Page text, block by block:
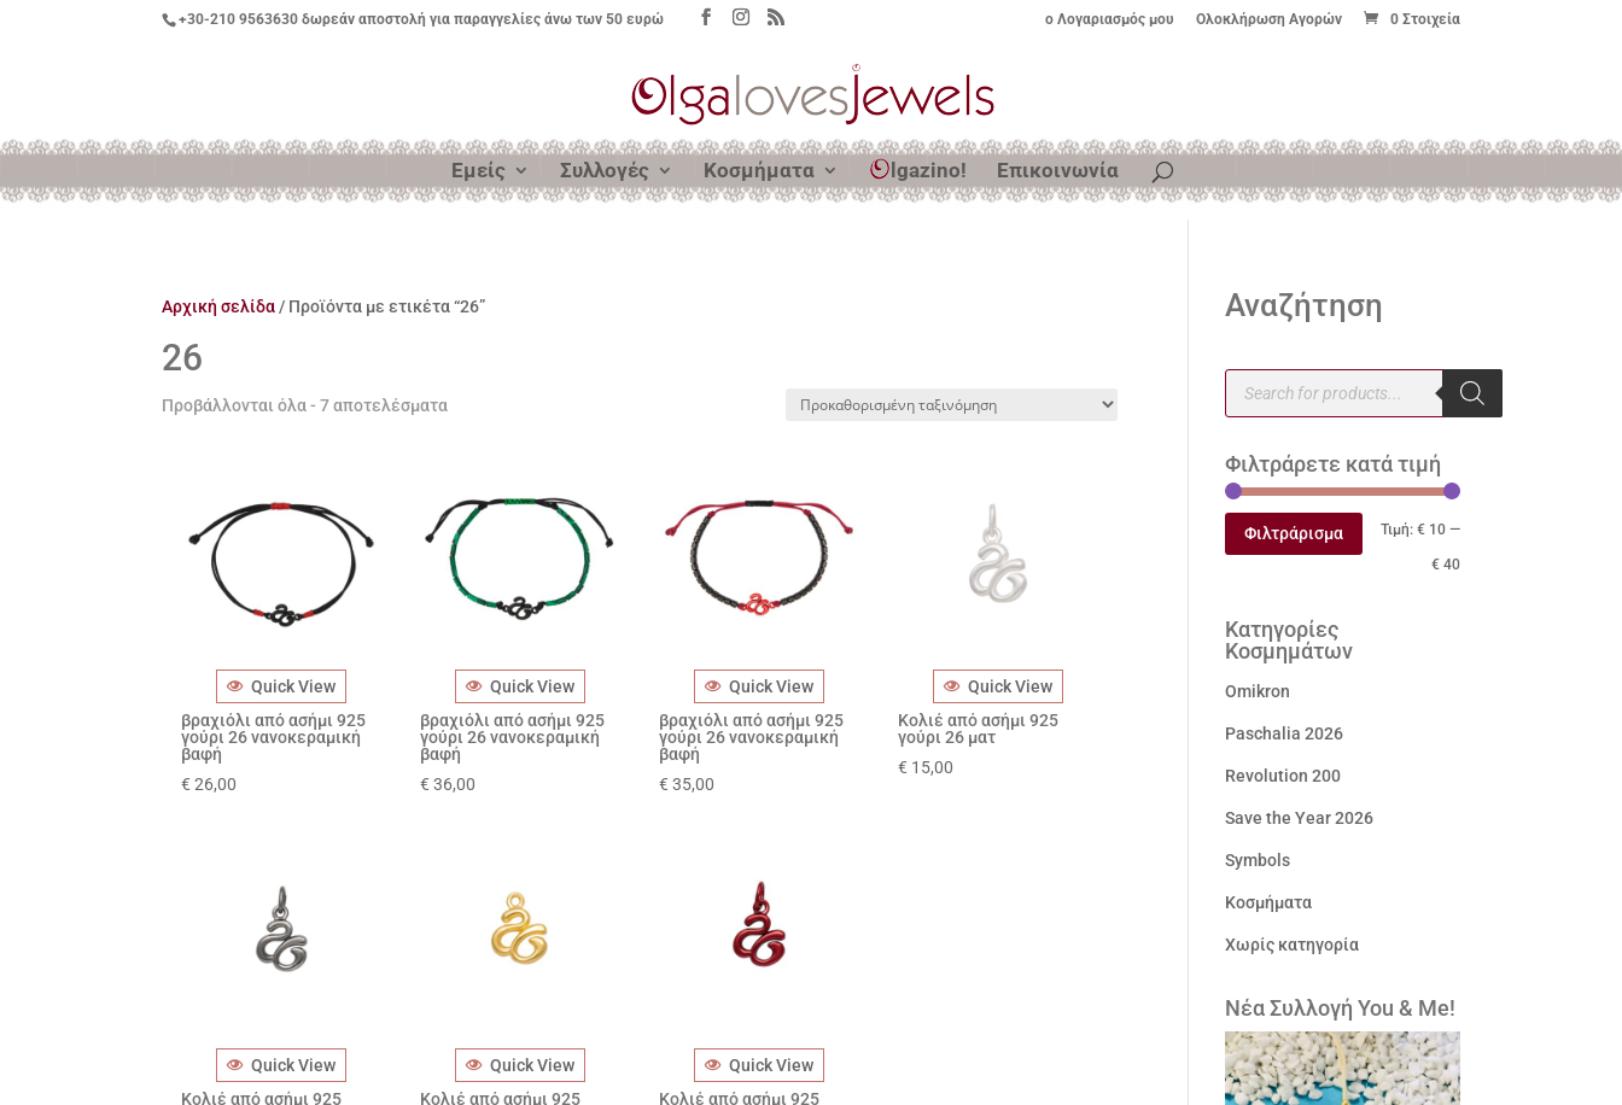
+30-210 9563630 δωρεάν αποστολή για παραγγελίες άνω των 50 ευρώ ο Λογαριασμός μου Ολοκλήρωση Αγορών 0 Στοιχεία
Εμείς Συλλογές Κοσμήματα lgazino! Επικοινωνία
Αρχική σελίδα / Προϊόντα με ετικέτα “26”
26
Προβάλλονται όλα - 7 αποτελέσματα
Quick View
βραχιόλι από ασήμι 925
γούρι 26 νανοκεραμική
βαφή
€ 26,00
Quick View
βραχιόλι από ασήμι 925
γούρι 26 νανοκεραμική
βαφή
€ 36,00
Quick View
βραχιόλι από ασήμι 925
γούρι 26 νανοκεραμική
βαφή
€ 35,00
Quick View
Κολιέ από ασήμι 925
γούρι 26 ματ
€ 15,00
Quick View
Κολιέ από ασήμι 925
Quick View
Κολιέ από ασήμι 925
Quick View
Κολιέ από ασήμι 925
Αναζήτηση
Products
search
Φιλτράρετε κατά τιμή
Ελάχιστη
τιμή
Μέγιστη
τιμή
Φιλτράρισμα Τιμή: € 10—
€ 40
Κατηγορίες
Κοσμημάτων
Omikron
Paschalia 2026
Revolution 200
Save the Year 2026
Symbols
Κοσμήματα
Χωρίς κατηγορία
Νέα Συλλογή You & Me!